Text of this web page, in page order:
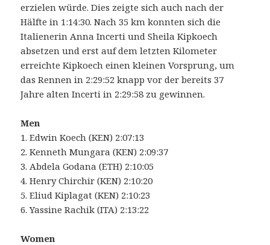
erzielen würde. Dies zeigte sich auch nach der
Hälfte in 1:14:30. Nach 35 km konnten sich die
Italienerin Anna Incerti und Sheila Kipkoech
absetzen und erst auf dem letzten Kilometer
erreichte Kipkoech einen kleinen Vorsprung, um
das Rennen in 2:29:52 knapp vor der bereits 37
Jahre alten Incerti in 2:29:58 zu gewinnen.
Men
1. Edwin Koech (KEN) 2:07:13
2. Kenneth Mungara (KEN) 2:09:37
3. Abdela Godana (ETH) 2:10:05
4. Henry Chirchir (KEN) 2:10:20
5. Eliud Kiplagat (KEN) 2:10:23
6. Yassine Rachik (ITA) 2:13:22
Women